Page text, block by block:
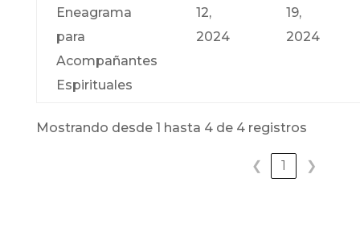
Eneagrama
para
Acompañantes
Espirituales
12,
2024
19,
2024
Mostrando desde 1 hasta 4 de 4 registros
❮ 1 ❯